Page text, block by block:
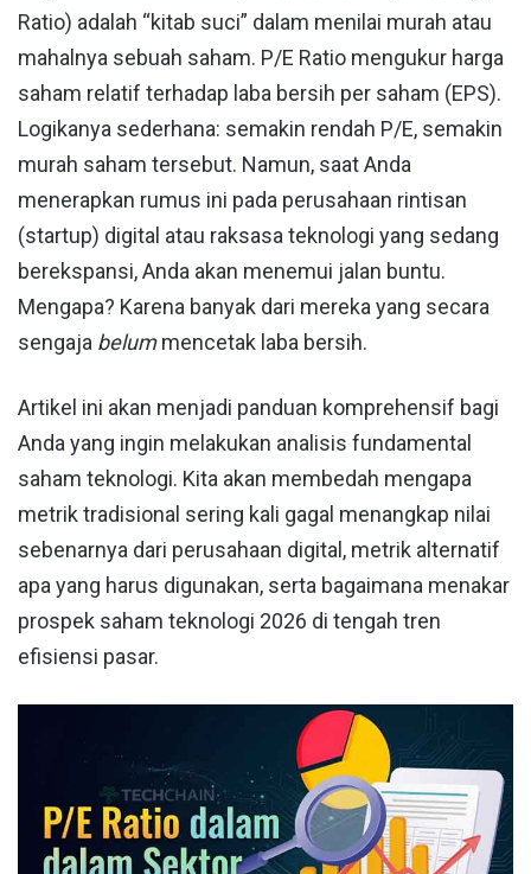
Ratio) adalah “kitab suci” dalam menilai murah atau
mahalnya sebuah saham. P/E Ratio mengukur harga
saham relatif terhadap laba bersih per saham (EPS).
Logikanya sederhana: semakin rendah P/E, semakin
murah saham tersebut. Namun, saat Anda
menerapkan rumus ini pada perusahaan rintisan
(startup) digital atau raksasa teknologi yang sedang
berekspansi, Anda akan menemui jalan buntu.
Mengapa? Karena banyak dari mereka yang secara
sengaja belummencetak laba bersih.
Artikel ini akan menjadi panduan komprehensif bagi
Anda yang ingin melakukan analisis fundamental
saham teknologi. Kita akan membedah mengapa
metrik tradisional sering kali gagal menangkap nilai
sebenarnya dari perusahaan digital, metrik alternatif
apa yang harus digunakan, serta bagaimana menakar
prospek saham teknologi 2026 di tengah tren
efisiensi pasar.